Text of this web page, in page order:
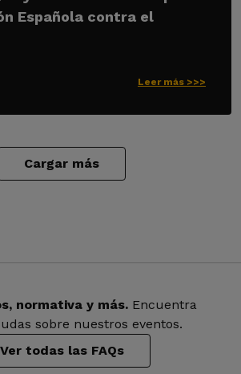
Española contra el
Leer más >>>
Cargar más
normativa y más. Encuentra
sobre nuestros eventos.
Ver todas las FAQs